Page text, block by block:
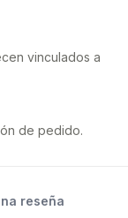
vinculados a
de pedido.
reseña